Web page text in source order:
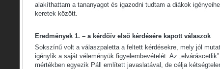
alakíthattam a tananyagot és igazodni tudtam a diákok
keretek között.
Eredmények 1. – a kérdőív első kérdésére kapott válaszok
Sokszínű volt a válaszpaletta a feltett kérdésekre, mely jól
igénylik a saját véleményük figyelembevételét. Az
mértékben egyezik Páll említett javaslatával, de célja